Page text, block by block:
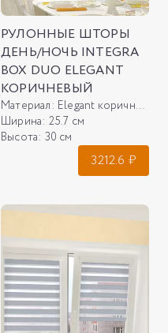
РУЛОННЫЕ ШТОРЫ
ДЕНЬ/НОЧЬ INTEGRA
BOX DUO ELEGANT
КОРИЧНЕВЫЙ
Материал: Elegant коричневый
Ширина: 25.7 см
Высота: 30 см
3212.6 ₽